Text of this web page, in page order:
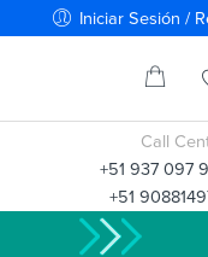
Iniciar Sesión /
Call
+51 937 097
+51